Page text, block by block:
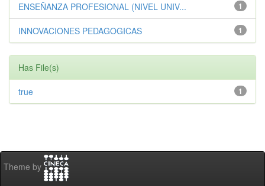
1
ENSEÑANZA PROFESIONAL (NIVEL UNIV...
1
INNOVACIONES PEDAGOGICAS
Has File(s)
1
true
Theme by